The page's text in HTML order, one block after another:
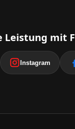
Leistung mit
Instagram